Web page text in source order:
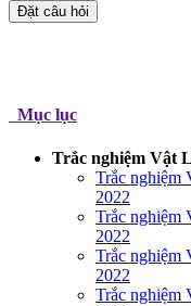
Đặt câu hỏi
Mục lục
Trắc nghiệm Vật
Trắc nghiệm
2022
Trắc nghiệm
2022
Trắc nghiệm
2022
Trắc nghiệm